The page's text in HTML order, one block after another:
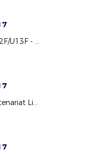
Rassemblement U12F/U13F - 24.10.17
Crédit Agricole - Partenariat Licencié Football